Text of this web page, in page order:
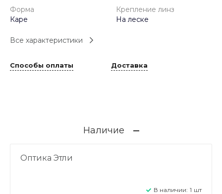
Форма
Каре
Крепление линз
На леске
Все характеристики
Способы оплаты Доставка
Наличие
Оптика Этли
В наличии: 1 шт